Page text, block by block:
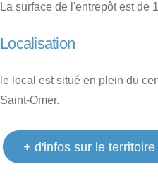
La surface de l'entrepôt est de
Localisation
le local est situé en plein du
Saint-Omer.
+ d'infos sur le territoire